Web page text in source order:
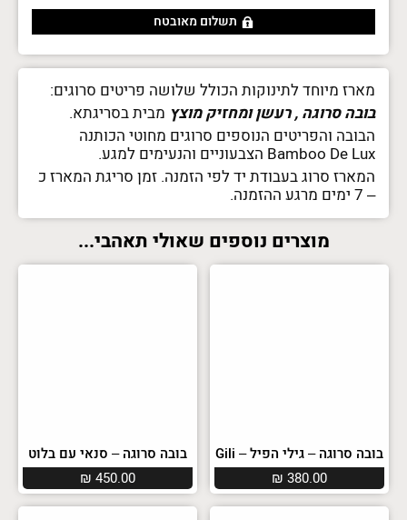
תשלום מאובטח
מארז מיוחד לתינוקות הכולל שלושה פריטים סרוגים:
בובה סרוגה , רעשן ומחזיק מוצץ מבית בסריגתא.
הבובה והפריטים הנוספים סרוגים מחוטי הכותנה
Bamboo De Lux הצבעוניים והנעימים למגע.
המארז סרוג בעבודת יד לפי הזמנה. זמן סריגת המארז כ
– 7 ימים מרגע ההזמנה.
מוצרים נוספים שאולי תאהבי...
בובה סרוגה – גילי הפיל – Gili
₪ 380.00
בובה סרוגה – סנאי עם בלוט
₪ 450.00